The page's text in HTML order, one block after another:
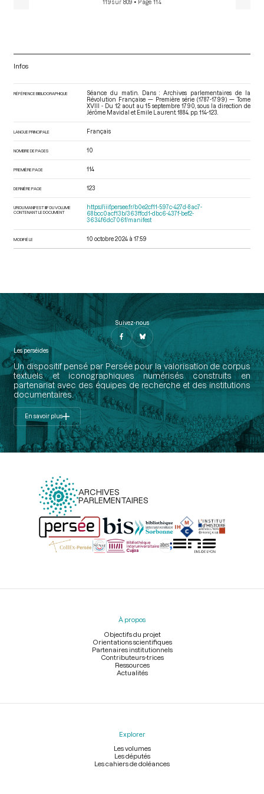
119 sur 809 • Page 114
Infos
RÉFÉRENCE BIBLIOGRAPHIQUE
Séance du matin. Dans : Archives parlementaires de la
Révolution Française — Première série (1787-1799) — Tome
XVIII - Du 12 aout au 15 septembre 1790 , sous la direction de
Jérôme Mavidal et Emile Laurent. 1884. pp. 114-123.
LANGUE PRINCIPALE Français
NOMBRE DE PAGES 10
PREMIÈRE PAGE 114
DERNIÈRE PAGE 123
URI DU MANIFEST IIIF DU VOLUME
CONTENANT LE DOCUMENT
https://iiif.persee.fr/b0e2cf11-597c-427d-8ac7-
68bcc0acf13b/363ffcd1-dbc6-437f-bef2-
3634f6dc706f/manifest
MODIFIÉ LE 10 octobre 2024 à 17:59
Suivez-nous
Les perséides
Un dispositif pensé par Persée pour la valorisation de corpus
textuels et iconographiques numérisés construits en
partenariat avec des équipes de recherche et des institutions
documentaires.
En savoir plus
ARCHIVES
PARLEMENTAIRES
Menu
À propos
Objectifs du projet
Orientations scientifiques
Partenaires institutionnels
Contributeurs-trices
Ressources
Actualités
Explorer
Les volumes
Les députés
Les cahiers de doléances